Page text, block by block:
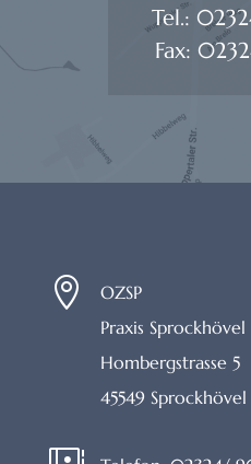
Tel.:
Fax:

OZSP
Praxis Sprockhövel
Hombergstrasse 5
45549 Sprockhövel